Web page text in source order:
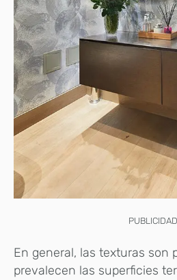
PUBLICIDAD
En general, las texturas son
prevalecen las superficies